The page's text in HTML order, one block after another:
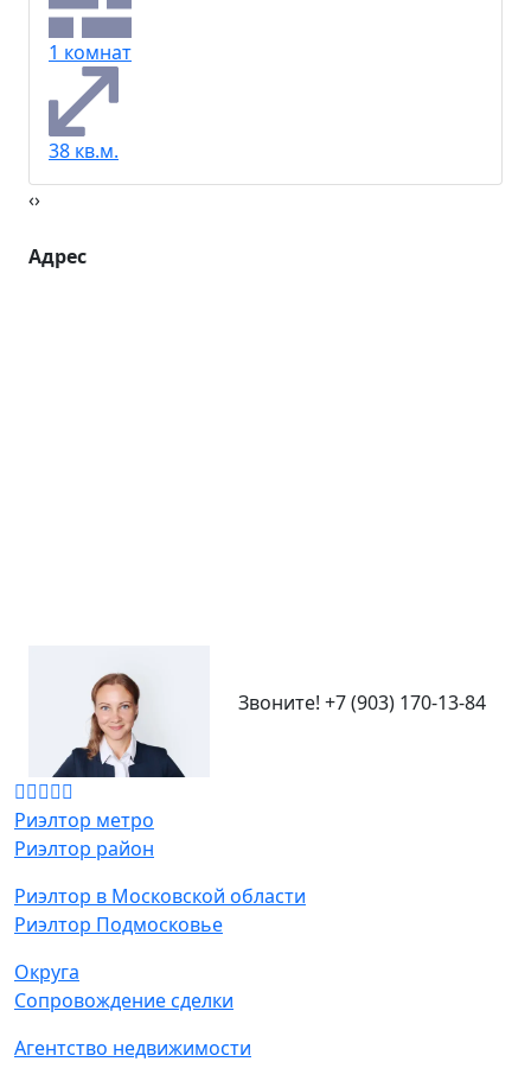
1 комнат
38 кв.м.
‹›
Адрес
Звоните! +7 (903) 170-13-84
Риэлтор метро
Риэлтор район
Риэлтор в Московской области
Риэлтор Подмосковье
Округа
Сопровождение сделки
Агентство недвижимости